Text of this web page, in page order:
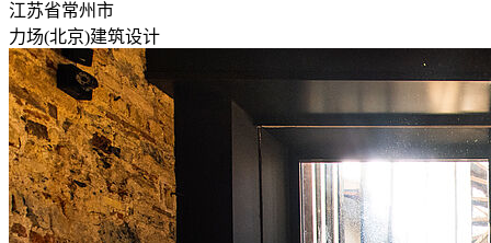
江苏省常州市
力场(北京)建筑设计